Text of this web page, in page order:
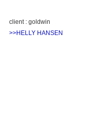
client : goldwin
>>HELLY HANSEN